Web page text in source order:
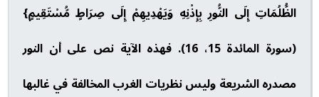
الظُّلُمَاتِ إِلَى النُّورِ بِإِذْنِهِ وَيَهْدِيهِمْ إِلَى صِرَاطٍ مُّسْتَقِيمٍ}
(سورة المائدة 15، 16). فهذه الآية نص على أن النور
مصدره الشريعة وليس نظريات الغرب المخالفة في غالبها